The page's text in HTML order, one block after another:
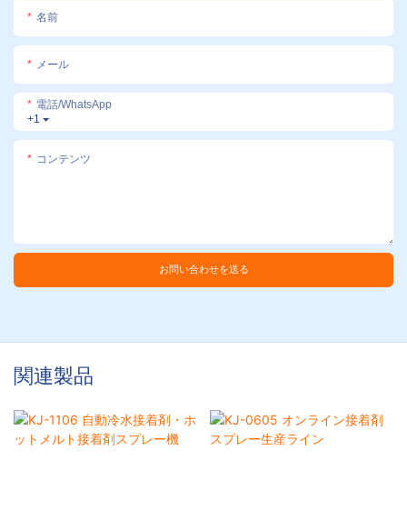
名前
メール
+1
電話/WhatsApp
コンテンツ
お問い合わせを送る
関連製品